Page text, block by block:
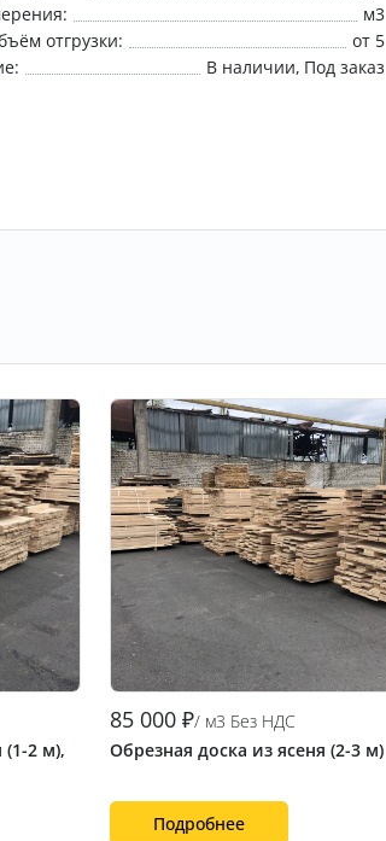
м3
отгрузки:
от 5
В наличии Под заказ
(1-2 м),
85 000 ₽/ м3 Без НДС
Обрезная доска из ясеня (2-3 м)
Подробнее